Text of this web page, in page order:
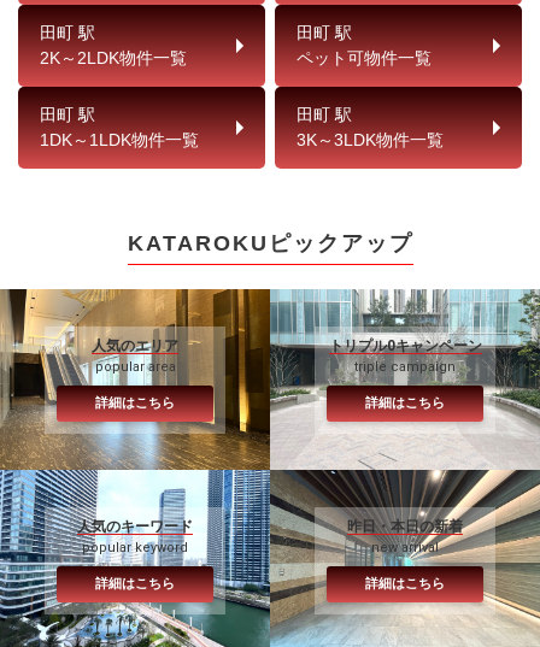
田町 駅
2K～2LDK物件一覧
田町 駅
ペット可物件一覧
田町 駅
1DK～1LDK物件一覧
田町 駅
3K～3LDK物件一覧
KATAROKUピックアップ
人気のエリア
popular area
詳細はこちら
トリプル0キャンペーン
triple campaign
詳細はこちら
人気のキーワード
popular keyword
詳細はこちら
昨日・本日の新着
new arrival
詳細はこちら